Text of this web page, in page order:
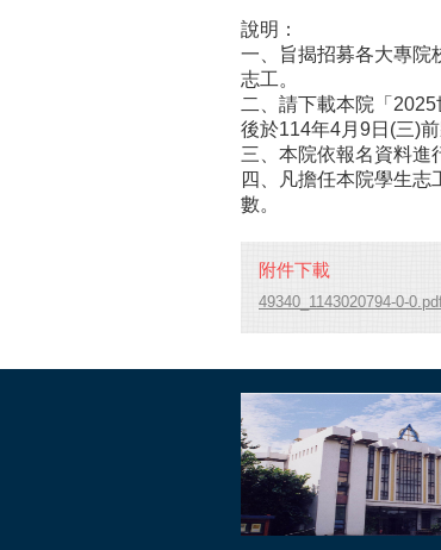
說明：
一、旨揭招募各大專院
志工。
二、請下載本院「
後於114年4月9日(三)
三、本院依報名資料進
四、凡擔任本院學生
數。
附件下載
49340_1143020794-0-